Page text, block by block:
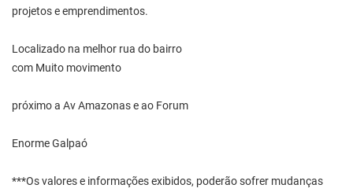
projetos e emprendimentos.
Localizado na melhor rua do bairro
com Muito movimento
próximo a Av Amazonas e ao Forum
Enorme Galpaó
***Os valores e informações exibidos, poderão sofrer mudanças